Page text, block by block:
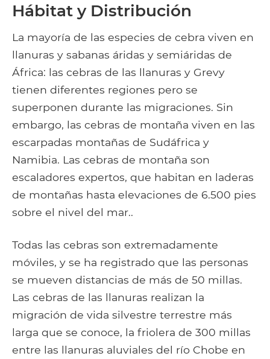
Hábitat y Distribución
La mayoría de las especies de cebra viven en
llanuras y sabanas áridas y semiáridas de
África: las cebras de las llanuras y Grevy
tienen diferentes regiones pero se
superponen durante las migraciones. Sin
embargo, las cebras de montaña viven en las
escarpadas montañas de Sudáfrica y
Namibia. Las cebras de montaña son
escaladores expertos, que habitan en laderas
de montañas hasta elevaciones de 6.500 pies
sobre el nivel del mar..
Todas las cebras son extremadamente
móviles, y se ha registrado que las personas
se mueven distancias de más de 50 millas.
Las cebras de las llanuras realizan la
migración de vida silvestre terrestre más
larga que se conoce, la friolera de 300 millas
entre las llanuras aluviales del río Chobe en